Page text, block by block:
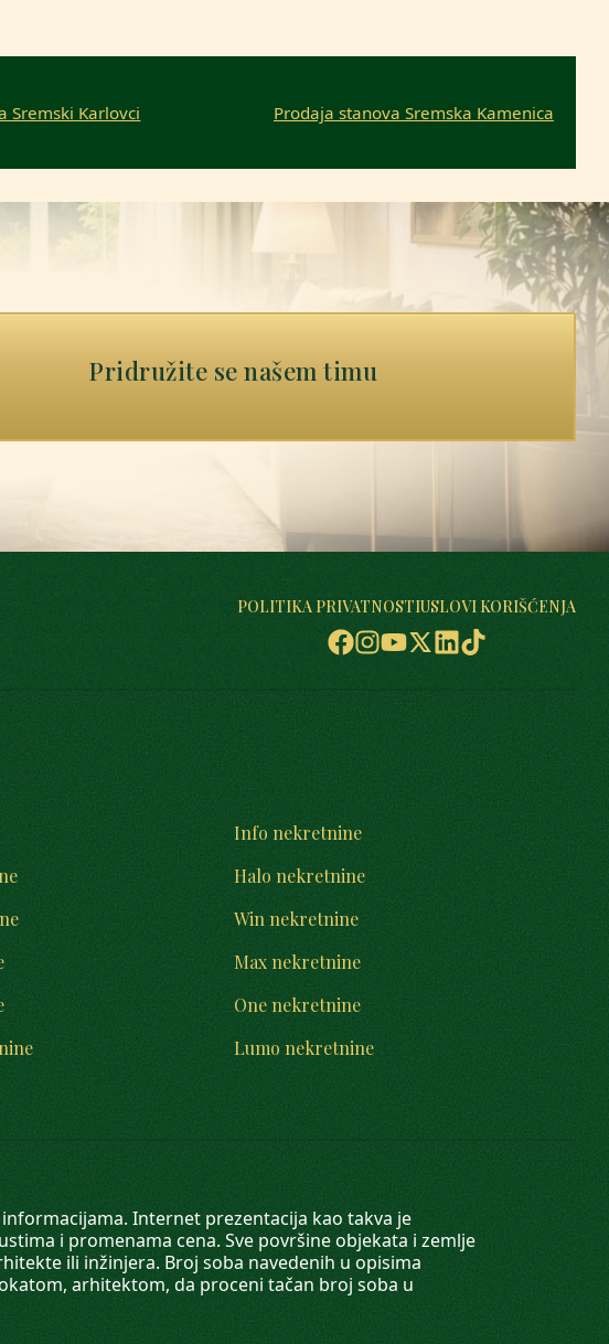
Sremski Karlovci Prodaja stanova Sremska Kamenica
Pridružite se našem timu
POLITIKA PRIVATNOSTIUSLOVI KORIŠĆENJA
Internet prezentacija kao takva je
i promenama cena. Sve površine objekata i zemlje
ili inžinjera. Broj soba navedenih u opisima
arhitektom, da proceni tačan broj soba u
Info nekretnine
Halo nekretnine
Win nekretnine
Max nekretnine
One nekretnine
Lumo nekretnine